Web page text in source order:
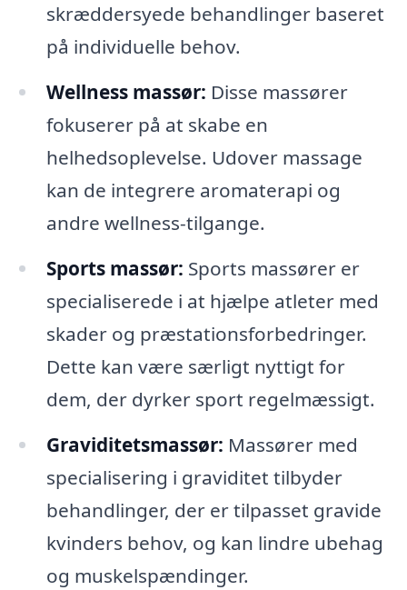
skræddersyede behandlinger baseret
på individuelle behov.
Wellness massør: Disse massører
fokuserer på at skabe en
helhedsoplevelse. Udover massage
kan de integrere aromaterapi og
andre wellness-tilgange.
Sports massør: Sports massører er
specialiserede i at hjælpe atleter med
skader og præstationsforbedringer.
Dette kan være særligt nyttigt for
dem, der dyrker sport regelmæssigt.
Graviditetsmassør: Massører med
specialisering i graviditet tilbyder
behandlinger, der er tilpasset gravide
kvinders behov, og kan lindre ubehag
og muskelspændinger.